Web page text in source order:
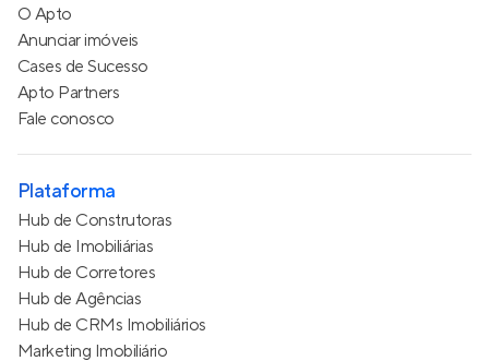
O Apto
Anunciar imóveis
Cases de Sucesso
Apto Partners
Fale conosco
Plataforma
Hub de Construtoras
Hub de Imobiliárias
Hub de Corretores
Hub de Agências
Hub de CRMs Imobiliários
Marketing Imobiliário